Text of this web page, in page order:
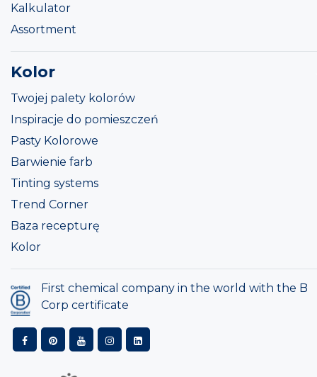
Kalkulator
Assortment
Kolor
Twojej palety kolorów
Inspiracje do pomieszczeń
Pasty Kolorowe
Barwienie farb
Tinting systems
Trend Corner
Baza recepturę
Kolor
First chemical company in the world with the B
Corp certificate